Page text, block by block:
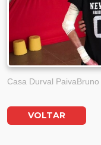
Casa Durval Paiva
VOLTAR